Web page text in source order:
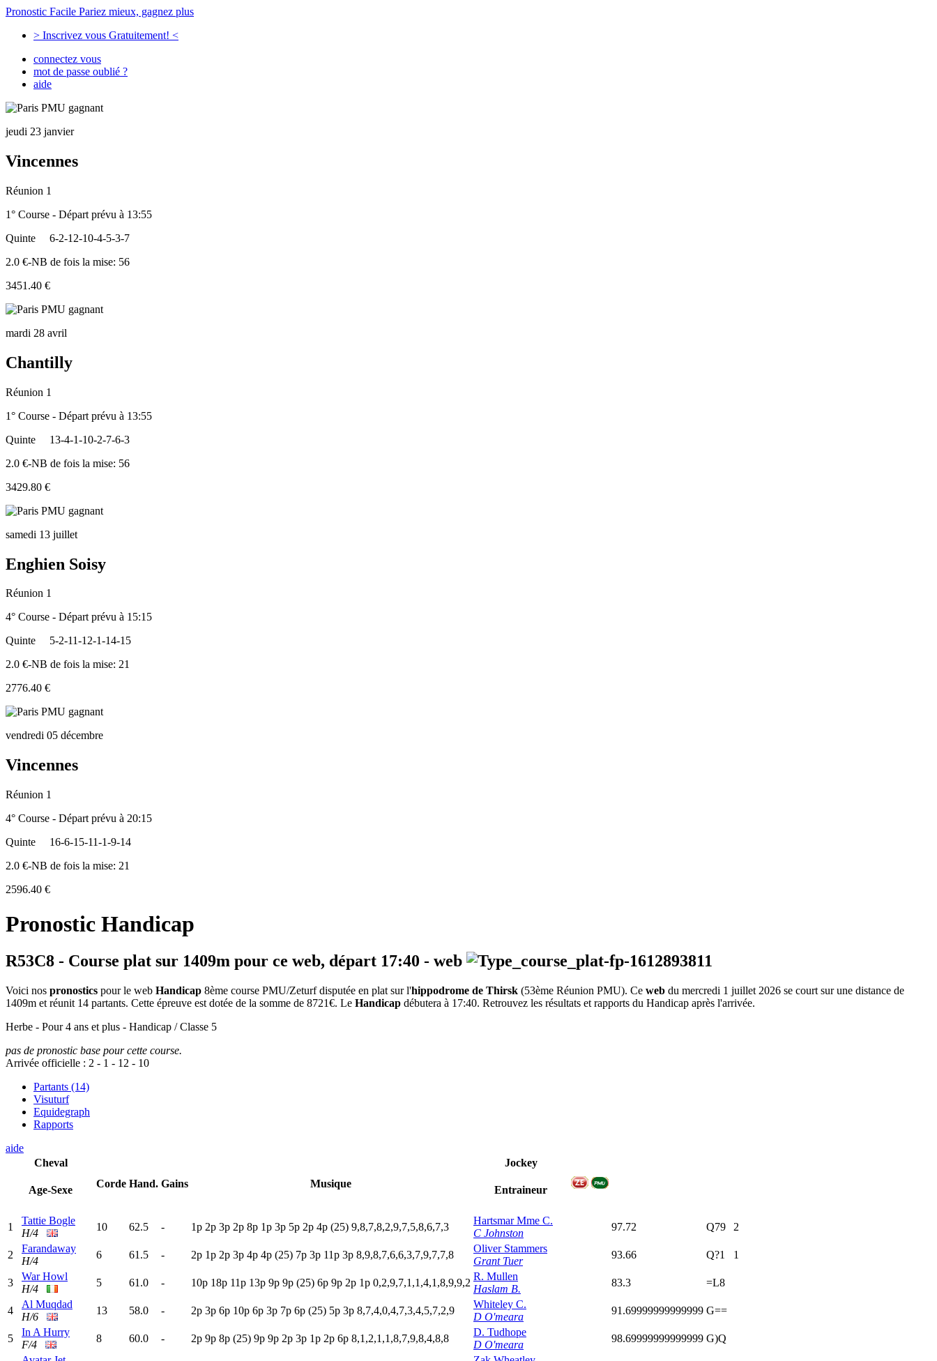
Pronostic Facile Pariez mieux, gagnez plus
> Inscrivez vous Gratuitement! <
connectez vous
mot de passe oublié ?
aide
jeudi 23 janvier
Vincennes
Réunion 1
1° Course - Départ prévu à 13:55
Quinte
6-2-12-10-4-5-3-7
2.0 €-NB de fois la mise: 56
3451.40 €
mardi 28 avril
Chantilly
Réunion 1
1° Course - Départ prévu à 13:55
Quinte
13-4-1-10-2-7-6-3
2.0 €-NB de fois la mise: 56
3429.80 €
samedi 13 juillet
Enghien Soisy
Réunion 1
4° Course - Départ prévu à 15:15
Quinte
5-2-11-12-1-14-15
2.0 €-NB de fois la mise: 21
2776.40 €
vendredi 05 décembre
Vincennes
Réunion 1
4° Course - Départ prévu à 20:15
Quinte
16-6-15-11-1-9-14
2.0 €-NB de fois la mise: 21
2596.40 €
Pronostic Handicap
R53C8 - Course plat sur 1409m pour ce web, départ 17:40 - web
Voici nos pronostics pour le web Handicap 8ème course PMU/Zeturf disputée en plat sur l'hippodrome de Thirsk (53ème Réunion PMU). Ce web du mercredi 1 juillet 2026 se court sur une distance de
1409m et réunit 14 partants. Cette épreuve est dotée de la somme de 8721€. Le Handicap débutera à 17:40. Retrouvez les résultats et rapports du Handicap après l'arrivée.
Herbe - Pour 4 ans et plus - Handicap / Classe 5
pas de pronostic base pour cette course.
Arrivée officielle : 2 - 1 - 12 - 10
Partants (14)
Visuturf
Equidegraph
Rapports
aide
Cheval
Age-Sexe
Corde Hand. Gains Musique
Jockey
Entraineur
1
Tattie Bogle
H/4
10 62.5 - 1p 2p 3p 2p 8p 1p 3p 5p 2p 4p (25) 9,8,7,8,2,9,7,5,8,6,7,3
Hartsmar Mme C.
C Johnston
97.72 Q79 2
2
Farandaway
H/4
6 61.5 - 2p 1p 2p 3p 4p 4p (25) 7p 3p 11p 3p 8,9,8,7,6,6,3,7,9,7,7,8
Oliver Stammers
Grant Tuer
93.66 Q?1 1
3
War Howl
H/4
5 61.0 - 10p 18p 11p 13p 9p 9p (25) 6p 9p 2p 1p 0,2,9,7,1,1,4,1,8,9,9,2
R. Mullen
Haslam B.
83.3 =L8
4
Al Muqdad
H/6
13 58.0 - 2p 3p 6p 10p 6p 3p 7p 6p (25) 5p 3p 8,7,4,0,4,7,3,4,5,7,2,9
Whiteley C.
D O'meara
91.69999999999999 G==
5
In A Hurry
F/4
8 60.0 - 2p 9p 8p (25) 9p 9p 2p 3p 1p 2p 6p 8,1,2,1,1,8,7,9,8,4,8,8
D. Tudhope
D O'meara
98.69999999999999 G)Q